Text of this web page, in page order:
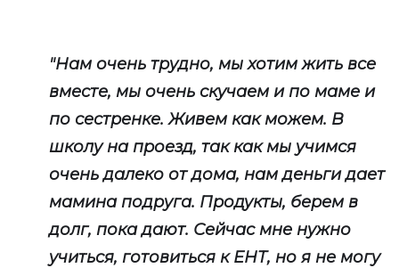
"Нам очень трудно, мы хотим жить все
вместе, мы очень скучаем и по маме и
по сестренке. Живем как можем. В
школу на проезд, так как мы учимся
очень далеко от дома, нам деньги дает
мамина подруга. Продукты, берем в
долг, пока дают. Сейчас мне нужно
учиться, готовиться к ЕНТ, но я не могу